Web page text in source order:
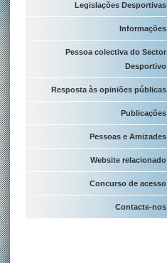
Legislações Desportivas
Informações
Pessoa colectiva do Sector
Desportivo
Resposta às opiniões públicas
Publicações
Pessoas e Amizades
Website relacionado
Concurso de acesso
Contacte-nos